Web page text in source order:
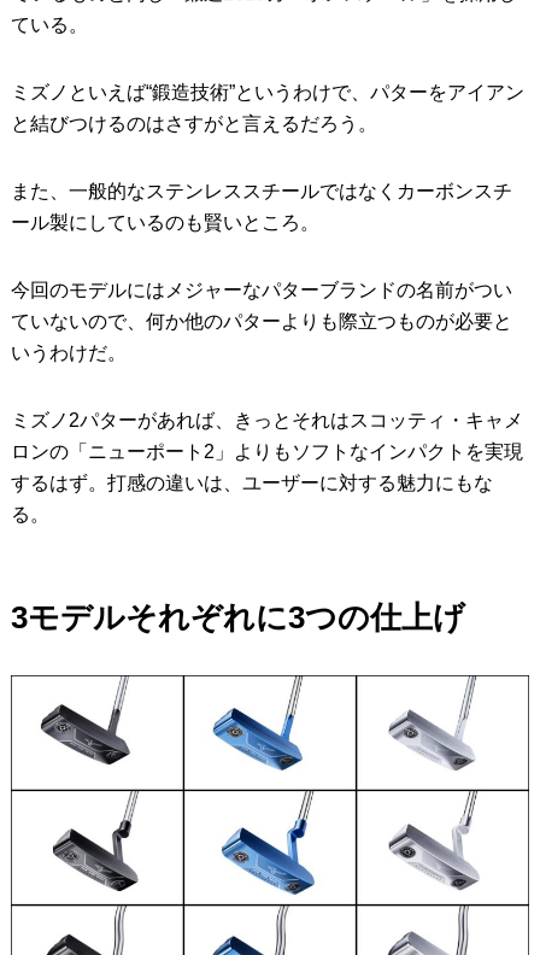
ている。
ミズノといえば“鍛造技術”というわけで、パターをアイアン
と結びつけるのはさすがと言えるだろう。
また、一般的なステンレススチールではなくカーボンスチ
ール製にしているのも賢いところ。
今回のモデルにはメジャーなパターブランドの名前がつい
ていないので、何か他のパターよりも際立つものが必要と
いうわけだ。
ミズノ2パターがあれば、きっとそれはスコッティ・キャメ
ロンの「ニューポート2」よりもソフトなインパクトを実現
するはず。打感の違いは、ユーザーに対する魅力にもな
る。
3モデルそれぞれに3つの仕上げ